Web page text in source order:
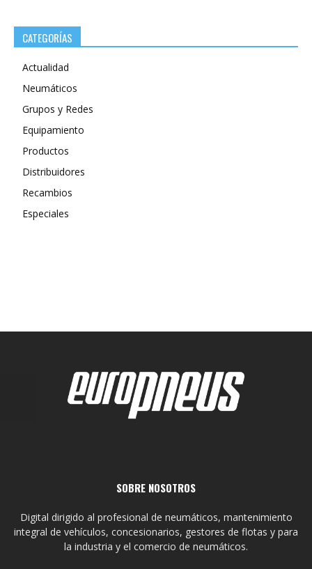
CATEGORÍAS
Actualidad
Neumáticos
Grupos y Redes
Equipamiento
Productos
Distribuidores
Recambios
Especiales
SOBRE NOSOTROS
Digital dirigido al profesional de neumáticos, mantenimiento
integral de vehículos, concesionarios, gestores de flotas y para
la industria y el comercio de neumáticos.